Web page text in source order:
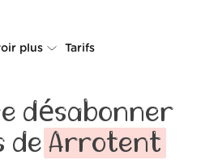
plus
ça fonctionne
Sécurité
Tarifs
désabonner
de Arrotent